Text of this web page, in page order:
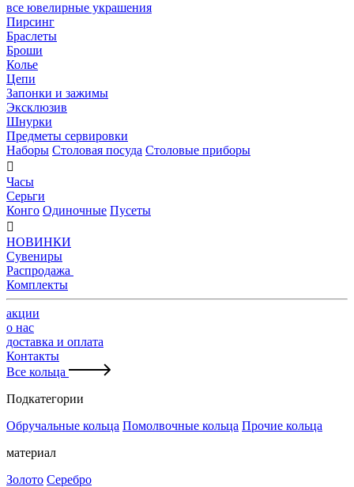
все ювелирные украшения
Пирсинг
Браслеты
Броши
Колье
Цепи
Запонки и зажимы
Эксклюзив
Шнурки
Предметы сервировки
Наборы Столовая посуда Столовые приборы

Часы
Серьги
Конго Одиночные Пусеты

НОВИНКИ
Сувениры
Распродажа
Комплекты
акции
о нас
доставка и оплата
Контакты
Все кольца
Подкатегории
Обручальные кольца Помолвочные кольца Прочие кольца
материал
Золото Серебро